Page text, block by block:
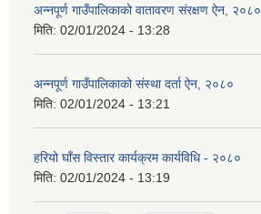
अन्नपूर्ण गाउँपालिकाको वातावरण संरक्षण ऐन, २०८०
मिति: 02/01/2024 - 13:28
अन्नपूर्ण गाउँपालिकाको संस्था दर्ता ऐन, २०८०
मिति: 02/01/2024 - 13:21
हरियो घाँस विस्तार कार्यक्रम कार्यविधि - २०८०
मिति: 02/01/2024 - 13:19